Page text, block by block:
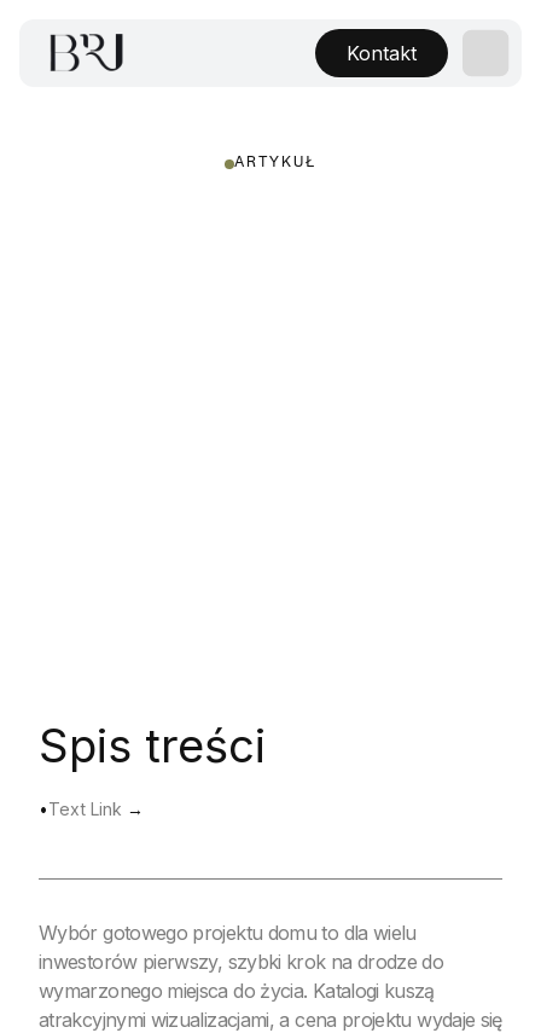
Kontakt
ARTYKUŁ
Spis treści
•Text Link →
Wybór gotowego projektu domu to dla wielu
inwestorów pierwszy, szybki krok na drodze do
wymarzonego miejsca do życia. Katalogi kuszą
atrakcyjnymi wizualizacjami, a cena projektu wydaje się